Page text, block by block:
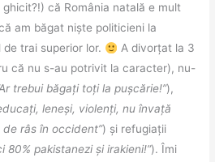
că România natală e mult
am băgat niște politicieni la
trai superior lor.
A divorțat la 3
că nu s-au potrivit la caracter), nu-
trebui băgați toți la pușcărie!”),
leneși, violenți, nu învață
râs în occident”) și refugiații
80% pakistanezi și irakieni!”). Îmi